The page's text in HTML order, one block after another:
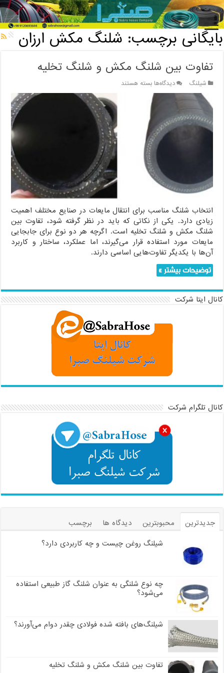
خانه / بایگانی برچسب: شلنگ مکش ارزان
بایگانی برچسب: شلنگ مکش ارزان
تفاوت بین شلنگ مکش و شلنگ تخلیه
شیلنگ دیدگاه‌هابرای
بین
شلنگ
مکش
و
شلنگ
تخلیه
بسته هستند
انتخاب شلنگ مناسب برای انتقال مایعات در صنایع مختلف اهمیت
زیادی دارد. یکی از نکاتی که باید در نظر گرفته شود، تفاوت بین
شلنگ مکش و شلنگ تخلیه است. اگرچه هر دو نوع برای جابجایی
مایعات مورد استفاده قرار می‌گیرند، اما عملکرد، ساختار و کاربرد
آن‌ها با یکدیگر تفاوت‌هایی اساسی دارند.
توضیحات بیشتر »
کانال ایتا شرکت
کانال تلگرام شرکت
جدیدترین محبوبترین دیدگاه ها
برچسب
شیلنگ روغن چیست و چه کاربردی دارد؟
چه نوع شلنگی به عنوان شلنگ گاز طبیعی استفاده
می‌شود؟
شیلنگ‌های بافته شده فولادی چقدر دوام می‌آورند؟
تفاوت بین شلنگ مکش و شلنگ تخلیه